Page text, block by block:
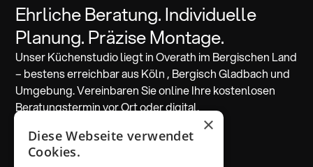
Ehrliche Beratung. Individuelle
Planung. Präzise Montage.
Unser Küchenstudio liegt in Overath im Bergischen Land
– bestens erreichbar aus Köln , Bergisch Gladbach und
Umgebung. Vereinbaren Sie online Ihre kostenlosen
Beratungstermin vor Ort oder digital.
Beratung vereinbaren
×
Diese Webseite verwendet
Cookies.